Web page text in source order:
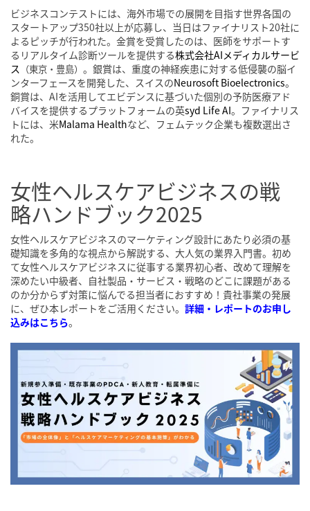
ビジネスコンテストには、海外市場での展開を目指す世界各国の
スタートアップ350社以上が応募し、当日はファイナリスト20社に
よるピッチが行われた。金賞を受賞したのは、医師をサポートす
るリアルタイム診断ツールを提供する株式会社AIメディカルサービ
ス （東京・豊島） 。銀賞は、重度の神経疾患に対する低侵襲の脳イ
ンターフェースを開発した、スイスのNeurosoft Bioelectronics。
銅賞は、AIを活用してエビデンスに基づいた個別の予防医療アド
バイスを提供するプラットフォームの英syd Life AI。ファイナリス
トには、米Malama Healthなど、フェムテック企業も複数選出さ
れた。
女性ヘルスケアビジネスの戦
略ハンドブック2025
女性ヘルスケアビジネスのマーケティング設計にあたり必須の基
礎知識を多角的な視点から解説する、大人気の業界入門書。初め
て女性ヘルスケアビジネスに従事する業界初心者、改めて理解を
深めたい中級者、自社製品・サービス・戦略のどこに課題がある
のか分からず対策に悩んでる担当者におすすめ！貴社事業の発展
に、ぜひ本レポートをご活用ください。 詳細・レポートのお申し
込みはこちら。